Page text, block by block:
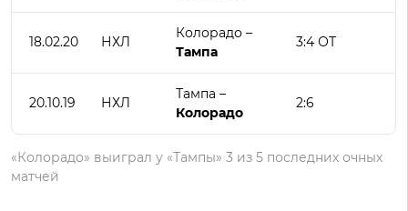
18.02.20 НХЛ
Колорадо –
Тампа
3:4 ОТ
20.10.19 НХЛ
Тампа –
Колорадо
2:6
«Колорадо» выиграл у «Тампы» 3 из 5 последних очных
матчей